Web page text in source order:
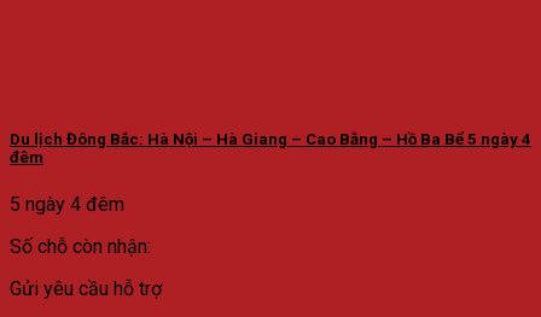
Du lịch Đông Bắc: Hà Nội – Hà Giang – Cao Bằng – Hồ Ba Bể 5 ngày 4
đêm
5 ngày 4 đêm
Số chỗ còn nhận:
Gửi yêu cầu hỗ trợ